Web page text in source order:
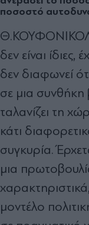
ποσοστό
δεν είναι ίδιες,
δεν διαφωνεί
σε μια
ταλανίζει τη
κάτι
συγκυρία.
μια
μοντέλο